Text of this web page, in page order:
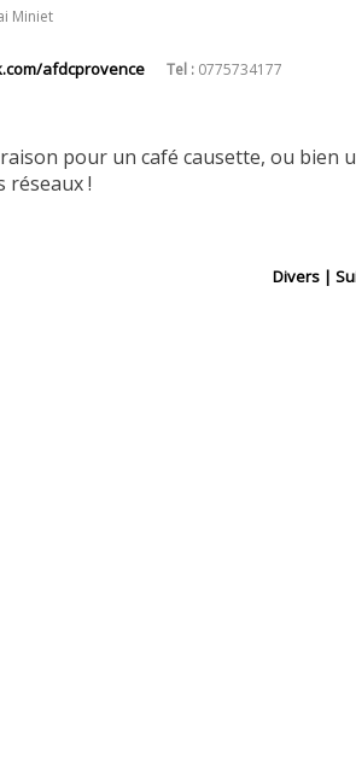
Miniet
afdcprovence Tel : 0775734177
pour un café causette, ou bien
réseaux !
Divers |